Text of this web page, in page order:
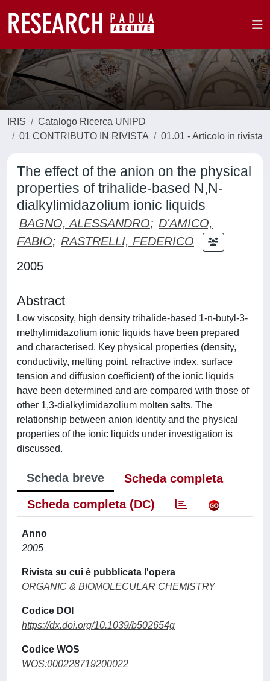
IRIS
Catalogo Ricerca UNIPD
01 CONTRIBUTO IN RIVISTA
01.01 - Articolo in rivista
The effect of the anion on the physical
properties of trihalide-based N,N-
dialkylimidazolium ionic liquids
BAGNO, ALESSANDRO; D'AMICO,
FABIO; RASTRELLI, FEDERICO
2005
Abstract
Low viscosity, high density trihalide-based 1-n-butyl-3-
methylimidazolium ionic liquids have been prepared
and characterised. Key physical properties (density,
conductivity, melting point, refractive index, surface
tension and diffusion coefficient) of the ionic liquids
have been determined and are compared with those of
other 1,3-dialkylimidazolium molten salts. The
relationship between anion identity and the physical
properties of the ionic liquids under investigation is
discussed.
Scheda breve
Scheda completa
Scheda completa (DC)
Anno
2005
Rivista su cui è pubblicata l'opera
ORGANIC & BIOMOLECULAR CHEMISTRY
Codice DOI
https://dx.doi.org/10.1039/b502654g
Codice WOS
WOS:000228719200022